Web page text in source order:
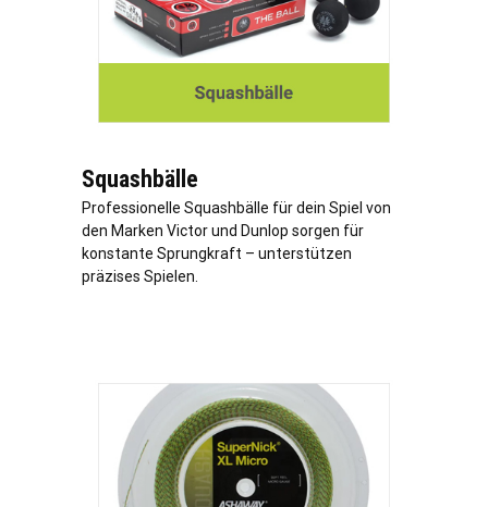
Squashbälle
Professionelle Squashbälle für dein Spiel von
den Marken Victor und Dunlop sorgen für
konstante Sprungkraft – unterstützen
präzises Spielen.